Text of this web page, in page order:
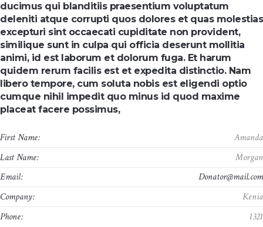
ducimus qui blanditiis praesentium voluptatum
deleniti atque corrupti quos dolores et quas molestias
excepturi sint occaecati cupiditate non provident,
similique sunt in culpa qui officia deserunt mollitia
animi, id est laborum et dolorum fuga. Et harum
quidem rerum facilis est et expedita distinctio. Nam
libero tempore, cum soluta nobis est eligendi optio
cumque nihil impedit quo minus id quod maxime
placeat facere possimus,
First Name:
Amanda
Last Name:
Morgan
Email:
Donator@mail.com
Company:
Kenia
Phone:
1321